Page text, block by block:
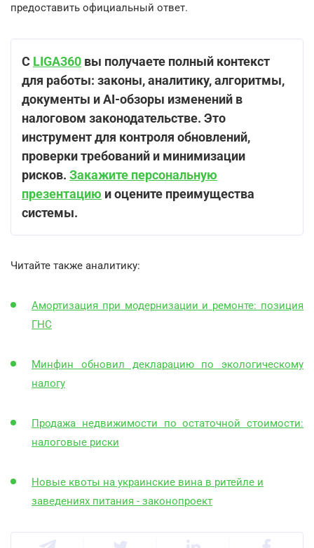
предоставить официальный ответ.
С LIGA360 вы получаете полный контекст
для работы: законы, аналитику, алгоритмы,
документы и AI-обзоры изменений в
налоговом законодательстве. Это
инструмент для контроля обновлений,
проверки требований и минимизации
рисков. Закажите персональную
презентацию и оцените преимущества
системы.
Читайте также аналитику:
Амортизация при модернизации и ремонте: позиция
ГНС
Минфин обновил декларацию по экологическому
налогу
Продажа недвижимости по остаточной стоимости:
налоговые риски
Новые квоты на украинские вина в ритейле и
заведениях питания - законопроект